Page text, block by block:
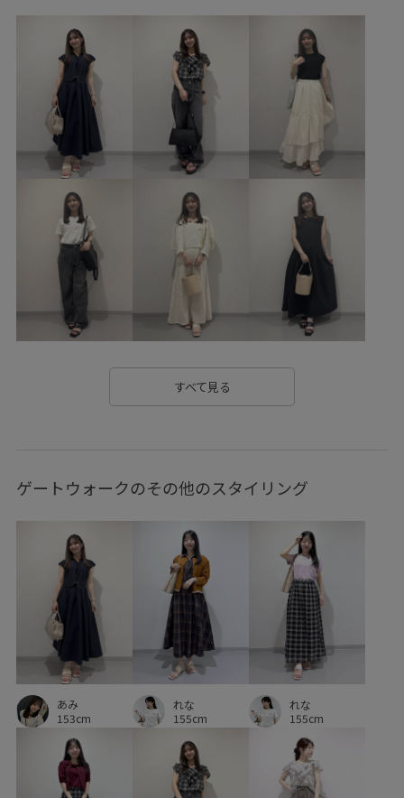
すべて見る
ゲートウォークのその他のスタイリング
あみ
153cm
れな
155cm
れな
155cm